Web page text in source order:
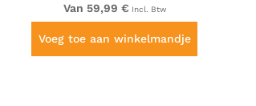
Van 59,99 € Incl. Btw
Voeg toe aan winkelmandje